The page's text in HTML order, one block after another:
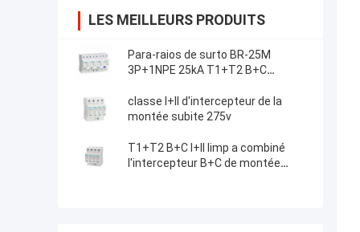
LES MEILLEURS PRODUITS
Para-raios de surto BR-25M
3P+1NPE 25kA T1+T2 B+C
tensão trifásica
classe I+II d'intercepteur de la
montée subite 275v
T1+T2 B+C I+II Iimp a combiné
l'intercepteur B+C de montée